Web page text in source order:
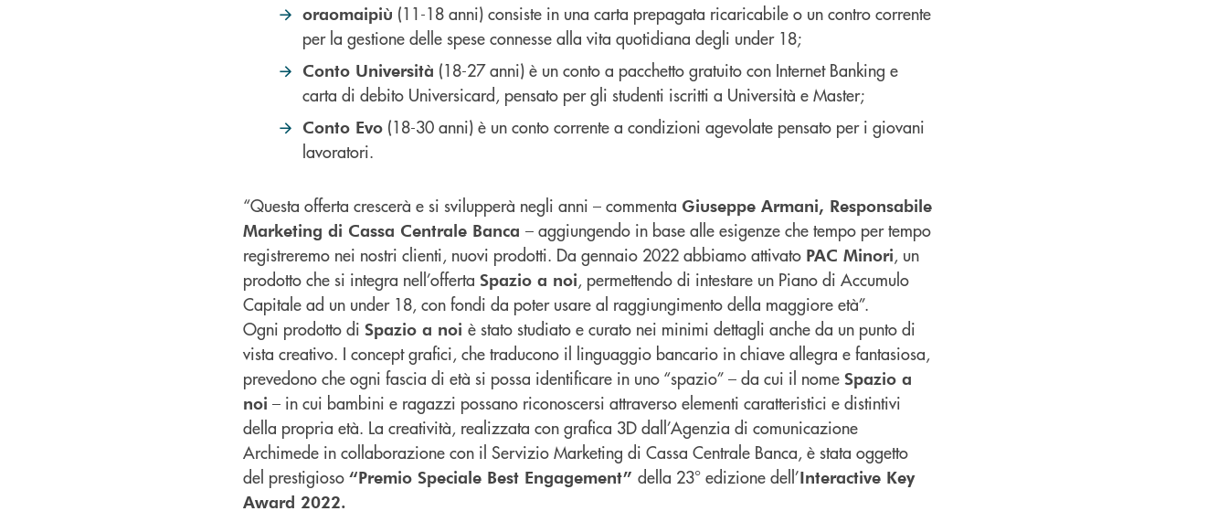
oraomaipiù (11-18 anni) consiste in una carta prepagata ricaricabile o un contro corrente
per la gestione delle spese connesse alla vita quotidiana degli under 18;
Conto Università (18-27 anni) è un conto a pacchetto gratuito con Internet Banking e
carta di debito Universicard, pensato per gli studenti iscritti a Università e Master;
Conto Evo (18-30 anni) è un conto corrente a condizioni agevolate pensato per i giovani
lavoratori.
“Questa offerta crescerà e si svilupperà negli anni – commenta Giuseppe Armani, Responsabile
Marketing di Cassa Centrale Banca – aggiungendo in base alle esigenze che tempo per tempo
registreremo nei nostri clienti, nuovi prodotti. Da gennaio 2022 abbiamo attivato PAC Minori, un
prodotto che si integra nell’offerta Spazio a noi, permettendo di intestare un Piano di Accumulo
Capitale ad un under 18, con fondi da poter usare al raggiungimento della maggiore età”.
Ogni prodotto di Spazio a noi è stato studiato e curato nei minimi dettagli anche da un punto di
vista creativo. I concept grafici, che traducono il linguaggio bancario in chiave allegra e fantasiosa,
prevedono che ogni fascia di età si possa identificare in uno “spazio” – da cui il nome Spazio a
noi – in cui bambini e ragazzi possano riconoscersi attraverso elementi caratteristici e distintivi
della propria età. La creatività, realizzata con grafica 3D dall’Agenzia di comunicazione
Archimede in collaborazione con il Servizio Marketing di Cassa Centrale Banca, è stata oggetto
del prestigioso “Premio Speciale Best Engagement” della 23° edizione dell’Interactive Key
Award 2022.